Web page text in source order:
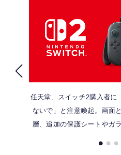
公式ス
FOLLOW
任天堂、スイッチ2購入者に
ないで」と注意喚起。画面
層、追加の保護シートやガ